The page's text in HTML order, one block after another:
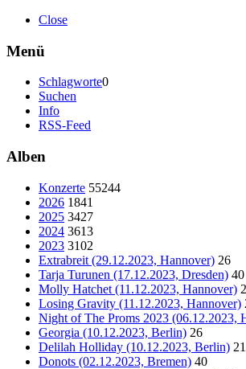
Close
Menü
Schlagworte0
Suchen
Info
RSS-Feed
Alben
Konzerte 55244
2026 1841
2025 3427
2024 3613
2023 3102
Extrabreit (29.12.2023, Hannover) 26
Tarja Turunen (17.12.2023, Dresden) 40
Molly Hatchet (11.12.2023, Hannover)
Losing Gravity (11.12.2023, Hannover)
Night of The Proms 2023 (06.12.2023,
Georgia (10.12.2023, Berlin) 26
Delilah Holliday (10.12.2023, Berlin) 21
Donots (02.12.2023, Bremen) 40